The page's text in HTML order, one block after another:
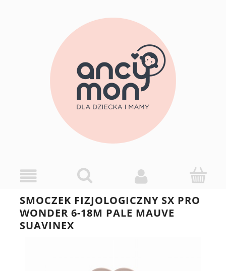
SMOCZEK FIZJOLOGICZNY SX PRO
WONDER 6-18M PALE MAUVE
SUAVINEX